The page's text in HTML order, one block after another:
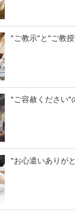
"ご教示"と"ご教
"ご容赦ください"
"お心遣いありが